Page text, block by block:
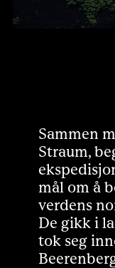
Sammen
Straum,
mål om å
verdens
De gikk i
tok seg